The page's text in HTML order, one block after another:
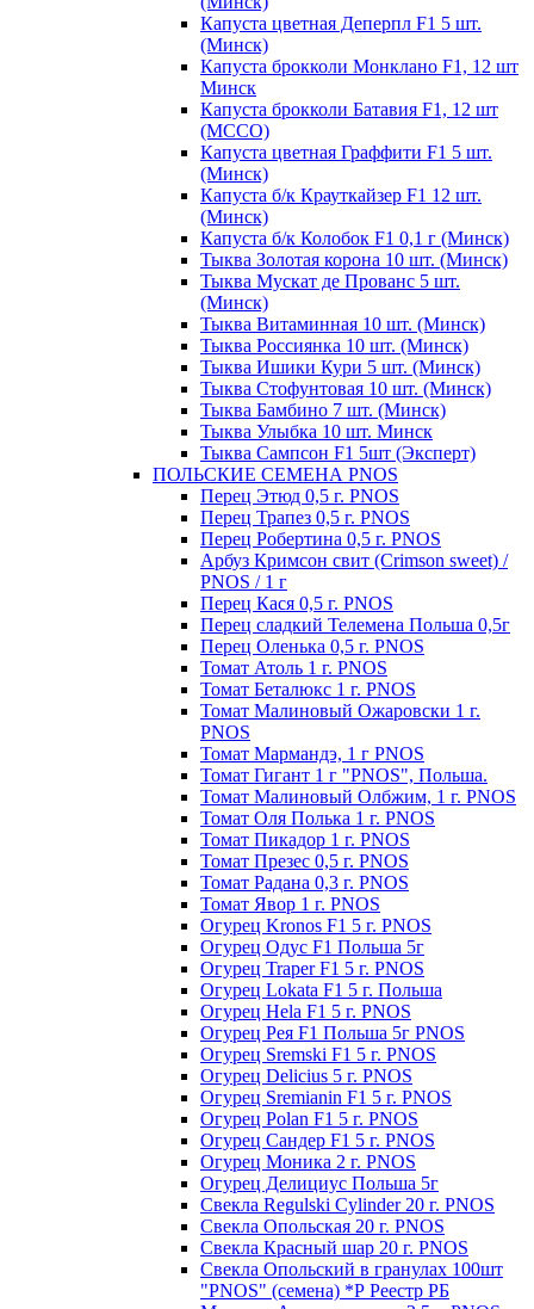
Капуста цветная Деперпл F1 5 шт.
(Минск)
Капуста брокколи Монклано F1, 12 шт
Минск
Капуста брокколи Батавия F1, 12 шт
(МССО)
Капуста цветная Граффити F1 5 шт.
(Минск)
Капуста б/к Крауткайзер F1 12 шт.
(Минск)
Капуста б/к Колобок F1 0,1 г (Минск)
Тыква Золотая корона 10 шт. (Минск)
Тыква Мускат де Прованс 5 шт.
(Минск)
Тыква Витаминная 10 шт. (Минск)
Тыква Россиянка 10 шт. (Минск)
Тыква Ишики Кури 5 шт. (Минск)
Тыква Стофунтовая 10 шт. (Минск)
Тыква Бамбино 7 шт. (Минск)
Тыква Улыбка 10 шт. Минск
Тыква Сампсон F1 5шт (Эксперт)
ПОЛЬСКИЕ СЕМЕНА PNOS
Перец Этюд 0,5 г. PNOS
Перец Трапез 0,5 г. PNOS
Перец Робертина 0,5 г. PNOS
Арбуз Кримсон свит (Crimson sweet) /
PNOS / 1 г
Перец Кася 0,5 г. PNOS
Перец сладкий Телемена Польша 0,5г
Перец Оленька 0,5 г. PNOS
Томат Атоль 1 г. PNOS
Томат Беталюкс 1 г. PNOS
Томат Малиновый Ожаровски 1 г.
PNOS
Томат Мармандэ, 1 г PNOS
Томат Гигант 1 г "PNOS", Польша.
Томат Малиновый Олбжим, 1 г. PNOS
Томат Оля Полька 1 г. PNOS
Томат Пикадор 1 г. PNOS
Томат Презес 0,5 г. PNOS
Toмaт Рaдaнa 0,3 г. PNOS
Томат Явор 1 г. PNOS
Огурец Kronos F1 5 г. PNOS
Огурец Одус F1 Польша 5г
Огурец Traper F1 5 г. PNOS
Огурец Lokata F1 5 г. Польша
Огурец Hela F1 5 г. PNOS
Огурец Рея F1 Польша 5г PNOS
Огурец Sremski F1 5 г. PNOS
Огурец Delicius 5 г. PNOS
Огурец Sremianin F1 5 г. PNOS
Огурец Polan F1 5 г. PNOS
Огурец Сандер F1 5 г. PNOS
Огурец Моника 2 г. PNOS
Огурец Делициус Польша 5г
Свекла Regulski Cylinder 20 г. PNOS
Свекла Опольская 20 г. PNOS
Свекла Красный шар 20 г. PNOS
Свекла Опольский в гранулах 100шт
"PNOS" (семена) *Р Реестр РБ